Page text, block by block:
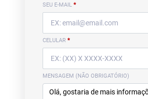
SEU E-MAIL *
CELULAR *
MENSAGEM (NÃO OBRIGATÓRIO)